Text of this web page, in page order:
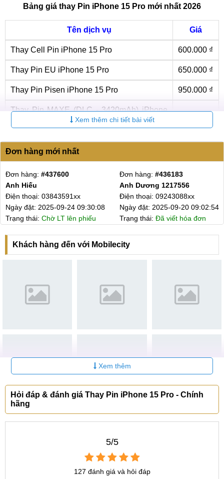
Bảng giá thay Pin iPhone 15 Pro mới nhất 2026
Tên dịch vụ Giá
Thay Cell Pin iPhone 15 Pro 600.000 ₫
Thay Pin EU iPhone 15 Pro 650.000 ₫
Thay Pin Pisen iPhone 15 Pro 950.000 ₫
Thay Pin MAXE (DLC - 3420mAh) iPhone
800.000 ₫
đoán iPhone 15 Pro
950.000 ₫
9x%
900.000 ₫
Thay Pin Chính hãng iPhone 15 Pro Zin
100%
1.200.000
₫
Thay Pin EU - DLC iPhone 15 Pro Liên hệ
Thay Pin Pisen- DLC iPhone 15 Pro
cam kết không phát sinh chi phí).
dẫn khi thay Pin iPhone 15 Pro:
Ưu đãi thay Pin điện thoại iPhone 15 Pro tại MobileCity
Care
Tặng cáp sạc 4 trong 1.
Miễn phí 100% công thay khi đặt lịch trước.
Miễn phí vệ sinh máy sau sửa chữa.
Bảo hành dài hạn lên đến 12 tháng.
Xem thêm chi tiết bài viết
Đơn hàng mới nhất
Đơn hàng: #429863
Anh Hiếu
Điện thoại: 09898834xx
Ngày đặt: 2025-08-20 10:55:38
Trạng thái: Chờ LT lên phiếu
Đơn hàng: #412541
Anh Đạt
Điện thoại: 03937786xx
Ngày đặt: 2025-05-31 11:57:39
Trạng thái: Đã viết hóa đơn
Khách hàng đến với Mobilecity
Xem thêm
Hỏi đáp & đánh giá Thay Pin iPhone 15 Pro - Chính
hãng
5/5
127 đánh giá và hỏi đáp